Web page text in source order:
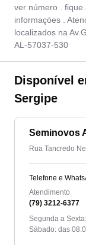
ver número . fique
informaçóes .
localizados na
AL-57037-530
Disponível
Sergipe
Seminovos
Rua Tancredo
Telefone e
Atendimento
(79) 3212-6377
Segunda a
Sábado: das